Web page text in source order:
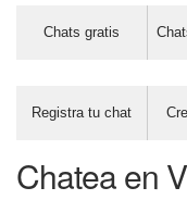
Chats gratis
Registra tu chat
Chatea en